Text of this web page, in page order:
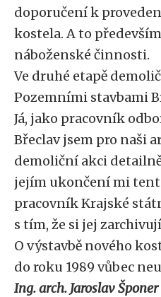
doporučení k
kostela. A to
náboženské činnosti.
Ve druhé etapě
Pozemními stavbami
Já, jako pracovník
Břeclav jsem pro naši
demoliční akci
jejím ukončení mi
pracovník Krajské
s tím, že si jej
O výstavbě nového
do roku 1989 vůbec
Ing. arch. Jaroslav Šponer